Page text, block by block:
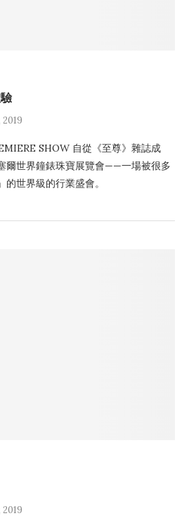
2019
SHOW 自從《至尊》雜誌成
爾世界鐘錶珠寶展覽會——一場被很多
世界級的行業盛會。
2019